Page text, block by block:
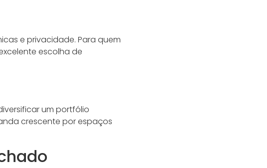
e privacidade. Para quem
escolha de
um portfólio
crescente por espaços